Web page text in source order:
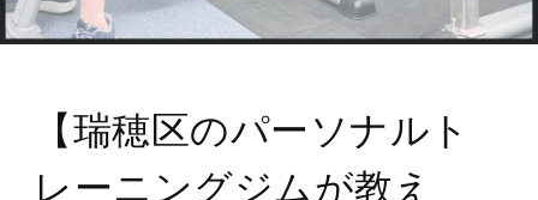
【瑞穂区のパーソナルト
レーニングジムが教え